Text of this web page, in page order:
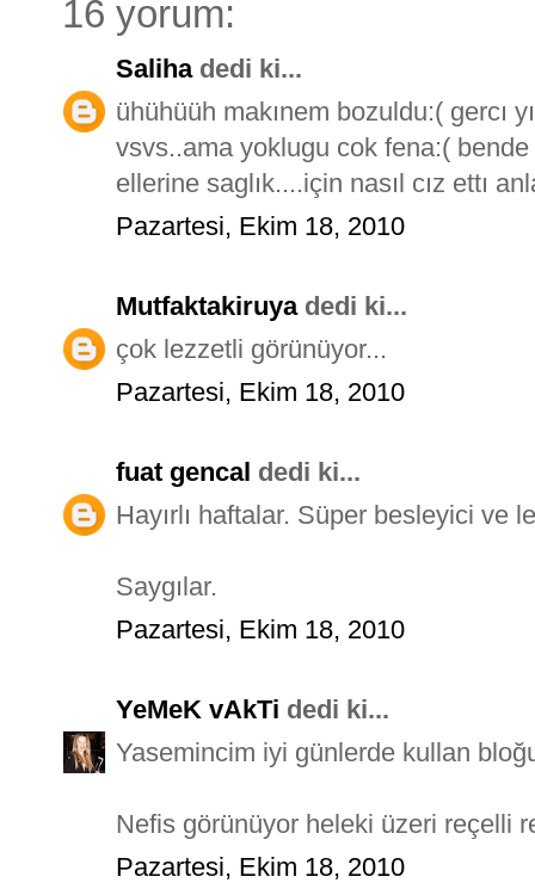
16 yorum:
Salihadedi ki...
ühühüüh makınem bozuldu:( gercı
vsvs..ama yoklugu cok fena:( bende
ellerine saglık....için nasıl cız ettı
Pazartesi, Ekim 18, 2010
Mutfaktakiruyadedi ki...
çok lezzetli görünüyor...
Pazartesi, Ekim 18, 2010
fuat gencal dedi ki...
Hayırlı haftalar. Süper besleyici ve
Saygılar.
Pazartesi, Ekim 18, 2010
YeMeK vAkTi dedi ki...
Yasemincim iyi günlerde kullan
Nefis görünüyor heleki üzeri reçelli
Pazartesi, Ekim 18, 2010